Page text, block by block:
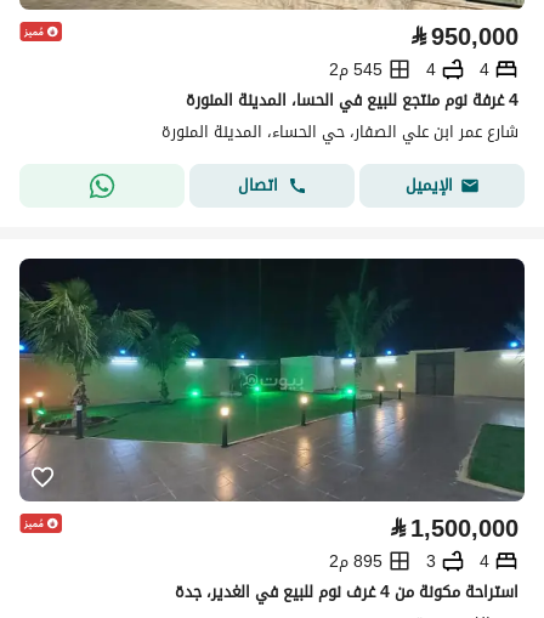
⃁950,000
4
4
545 م2
4 غرفة نوم منتجع للبيع في الحسا، المدينة المنورة
شارع عمر ابن علي الصفار، حي الحساء، المدينة المنورة
الإيميل
اتصال
⃁1,500,000
4
3
895 م2
استراحة مكونة من 4 غرف نوم للبيع في الغدير، جدة